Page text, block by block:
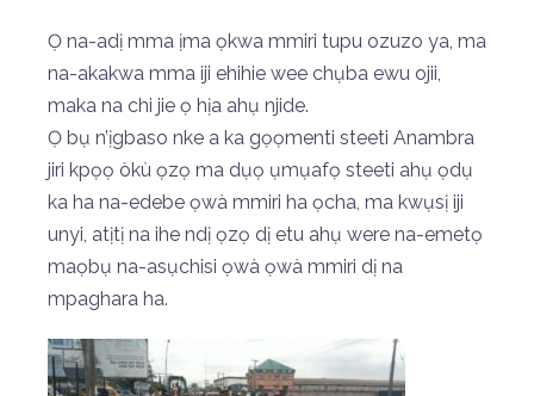
Ọ na-adị mma ịma ọkwa mmiri tupu ozuzo ya, ma
na-akakwa mma iji ehihie wee chụba ewu ojii,
maka na chi jie ọ hịa ahụ njide.
Ọ bụ n’ịgbaso nke a ka gọọmenti steeti Anambra
jiri kpọọ òkù ọzọ ma dụọ ụmụafọ steeti ahụ ọdụ
ka ha na-edebe ọwà mmiri ha ọcha, ma kwụsị iji
unyi, atịtị na ihe ndị ọzọ dị etu ahụ were na-emetọ
maọbụ na-asụchisi ọwà ọwà mmiri dị na
mpaghara ha.